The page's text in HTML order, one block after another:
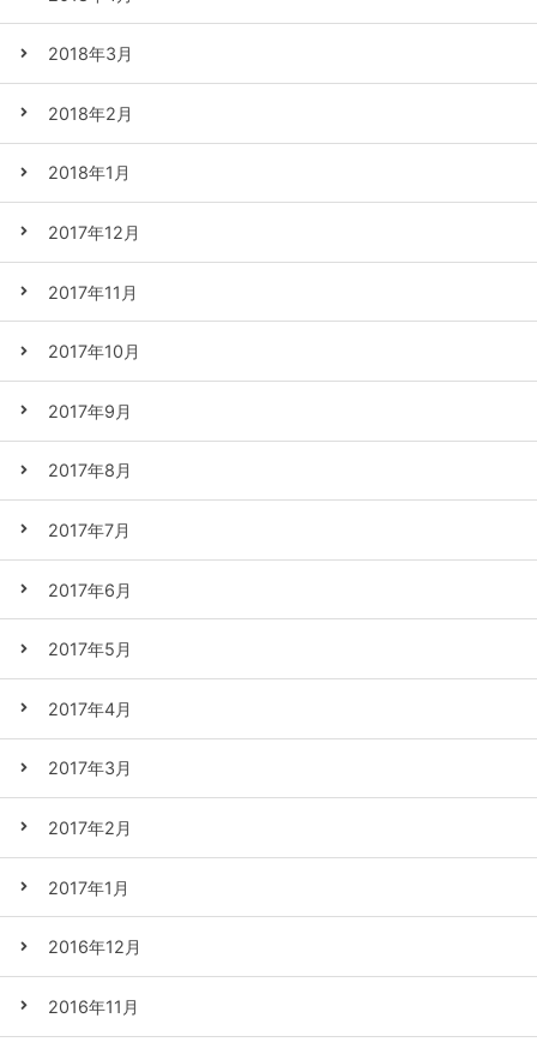
2018年3月
2018年2月
2018年1月
2017年12月
2017年11月
2017年10月
2017年9月
2017年8月
2017年7月
2017年6月
2017年5月
2017年4月
2017年3月
2017年2月
2017年1月
2016年12月
2016年11月